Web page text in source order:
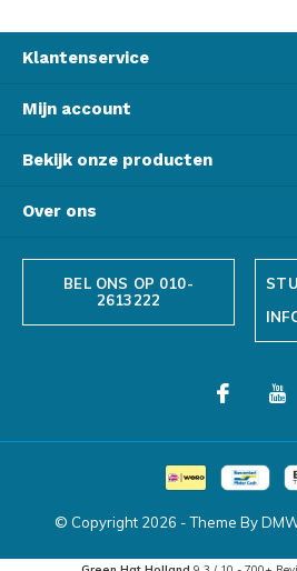
Klantenservice
Mijn account
Bekijk onze producten
Over ons
BEL ONS OP 010-
2613222
© Copyright 2026 - Theme By